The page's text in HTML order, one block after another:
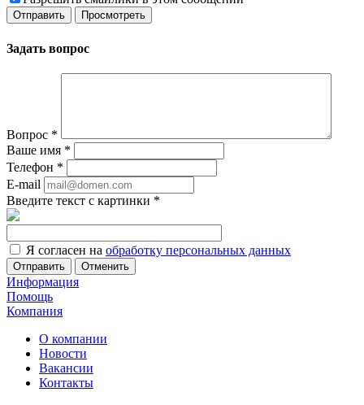
Задать вопрос
Вопрос *
Ваше имя *
Телефон *
E-mail
Введите текст с картинки *
Я согласен на обработку персональных данных
Отменить
Информация
Помощь
Компания
О компании
Новости
Вакансии
Контакты